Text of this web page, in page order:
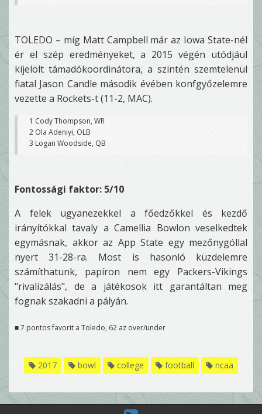
TOLEDO – míg Matt Campbell már az Iowa State-nél
ér el szép eredményeket, a 2015 végén utódjául
kijelölt támadókoordinátora, a szintén szemtelenül
fiatal Jason Candle második évében konfgyőzelemre
vezette a Rockets-t (11-2, MAC).
1 Cody Thompson, WR
2 Ola Adeniyi, OLB
3 Logan Woodside, QB
Fontossági faktor: 5/10
A felek ugyanezekkel a főedzőkkel és kezdő
irányítókkal tavaly a Camellia Bowlon veselkedtek
egymásnak, akkor az App State egy mezőnygóllal
nyert 31-28-ra. Most is hasonló küzdelemre
számíthatunk, papíron nem egy Packers-Vikings
"rivalizálás", de a játékosok itt garantáltan meg
fognak szakadni a pályán.
■ 7 pontos favorit a Toledo, 62 az over/under
2017 bowl college football ncaa